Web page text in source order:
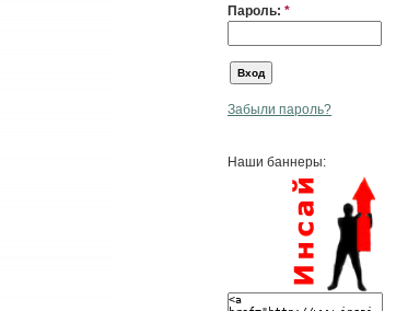
Пароль: *
Забыли пароль?
Наши баннеры: